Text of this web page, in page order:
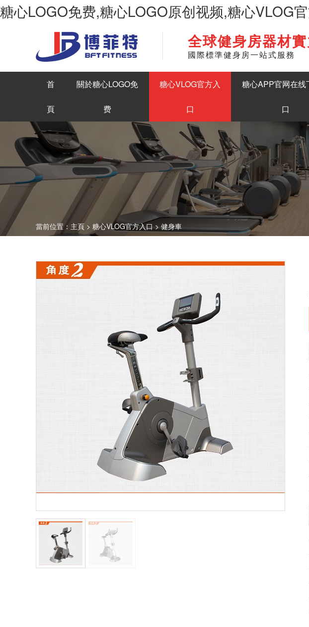
糖心LOGO免费,糖心LOGO原创视频,糖心VLOG
區最大商用健身房器材生產糖心LOGO原创视频 全球健身房器材
國際標準健身房一站式服務
首
頁
關於糖心LOGO免
费
糖心VLOG官方入
口
糖心APP官网在线
口
當前位置： 主頁 > 糖心VLOG官方入口> 健身車